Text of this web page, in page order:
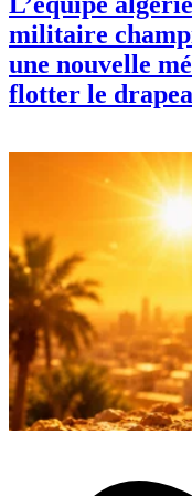
militaire
une nouvelle
flotter le